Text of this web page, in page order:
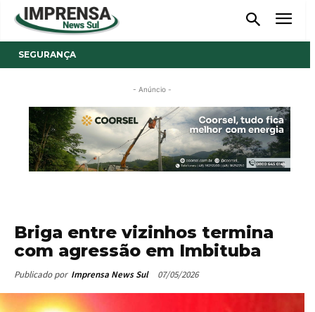
SEGURANÇA
- Anúncio -
Briga entre vizinhos termina
com agressão em Imbituba
Publicado por Imprensa News Sul 07/05/2026